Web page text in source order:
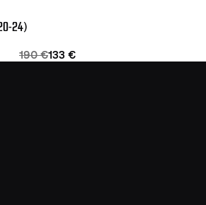
24)
190 €133 €